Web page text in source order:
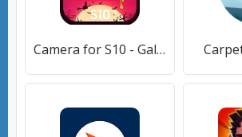
Camera for S10 - Galaxy S10 Camera